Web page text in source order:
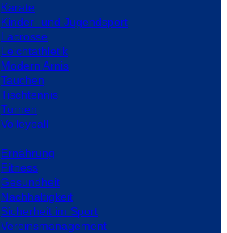
Karate
Kinder- und Jugendsport
Lacrosse
Leichtathletik
Modern Arnis
Tauchen
Tischtennis
Turnen
Volleyball
Ernährung
Fitness
Gesundheit
Nachhaltigkeit
Sicherheit im Sport
Vereinsmanagement